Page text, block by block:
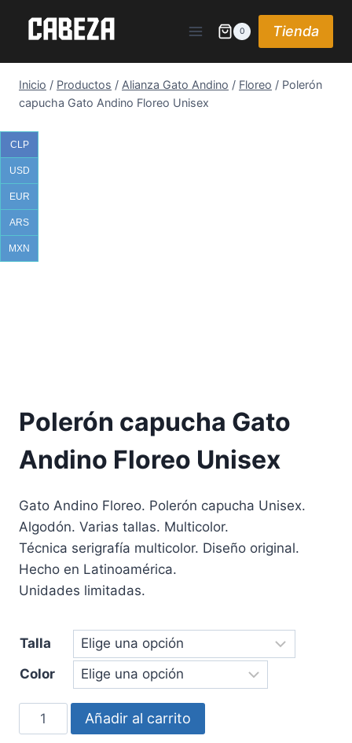
0 Tienda
Inicio / Productos / Alianza Gato Andino / Floreo / Polerón
capucha Gato Andino Floreo Unisex
Polerón capucha Gato
Andino Floreo Unisex
Gato Andino Floreo. Polerón capucha Unisex.
Algodón. Varias tallas. Multicolor.
Técnica serigrafía multicolor. Diseño original.
Hecho en Latinoamérica.
Unidades limitadas.
Talla
Color
Polerón
capucha
Añadir al carrito
CLP
USD
EUR
ARS
MXN